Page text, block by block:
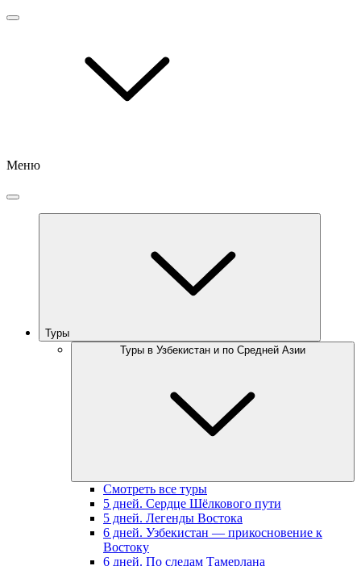
Меню
Туры
Туры в Узбекистан и по Средней Азии
Смотреть все туры
5 дней. Сердце Шёлкового пути
5 дней. Легенды Востока
6 дней. Узбекистан — прикосновение к
Востоку
6 дней. По следам Тамерлана